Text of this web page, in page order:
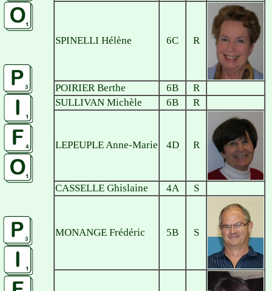
SPINELLI Hélène 6C R
POIRIER Berthe 6B
R
SULLIVAN Michèle
6B R
LEPEUPLE Anne-Marie 4D R
CASSELLE Ghislaine 4A S
MONANGE Frédéric 5B S